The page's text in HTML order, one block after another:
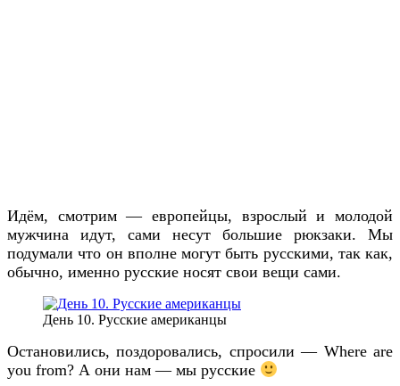
Идём, смотрим — европейцы, взрослый и молодой
мужчина идут, сами несут большие рюкзаки. Мы
подумали что он вполне могут быть русскими, так как,
обычно, именно русские носят свои вещи сами.
День 10. Русские американцы
Остановились, поздоровались, спросили — Where are
you from? А они нам — мы русские